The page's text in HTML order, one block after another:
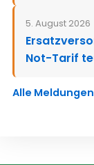
5. August 2026
Not-Tarif
Alle